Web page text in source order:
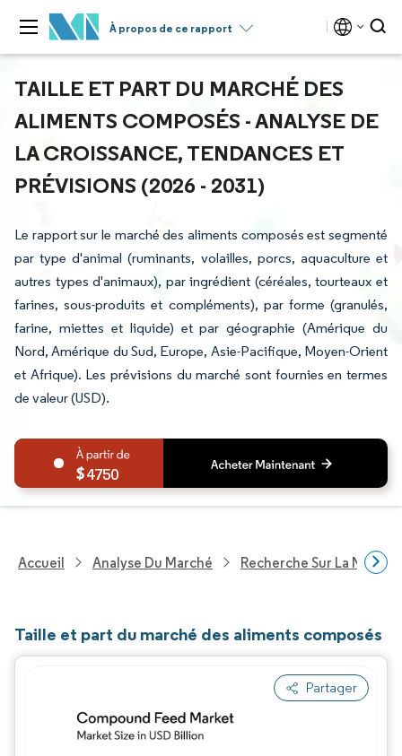
À propos de ce rapport
TAILLE ET PART DU MARCHÉ DES
ALIMENTS COMPOSÉS - ANALYSE DE
LA CROISSANCE, TENDANCES ET
PRÉVISIONS (2026 - 2031)
Le rapport sur le marché des aliments composés est segmenté
par type d'animal (ruminants, volailles, porcs, aquaculture et
autres types d'animaux), par ingrédient (céréales, tourteaux et
farines, sous-produits et compléments), par forme (granulés,
farine, miettes et liquide) et par géographie (Amérique du
Nord, Amérique du Sud, Europe, Asie-Pacifique, Moyen-Orient
et Afrique). Les prévisions du marché sont fournies en termes
de valeur (USD).
4750
Accueil Analyse Du Marché Recherche Sur La
Taille et part du marché des aliments composés
Partager